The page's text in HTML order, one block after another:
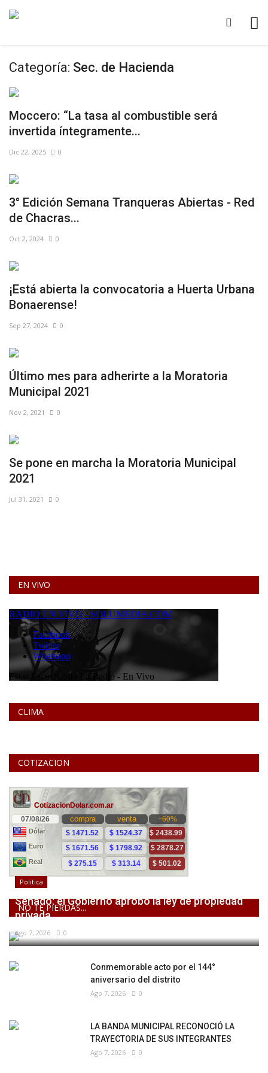
Categoría: Sec. de Hacienda
Moccero: “La tasa al combustible será
invertida íntegramente...
Dic 22, 2025 0
3° Edición Semana Tranqueras Abiertas - Red
de Chacras...
Oct 2, 2024 0
¡Está abierta la convocatoria a Huerta Urbana
Bonaerense!
Sep 27, 2024 0
Último mes para adherirte a la Moratoria
Municipal 2021
Nov 2, 2021 0
Se pone en marcha la Moratoria Municipal
2021⠀
Jul 31, 2021 0
EN VIVO
CLIMA
COTIZACION
NO TE PIERDAS...
Politica
Senado: el Gobierno aprobó la ley de propiedad
privada,...
Ago 7, 2026 0
Conmemorable acto por el 144°
aniversario del distrito
Ago 7, 2026 0
LA BANDA MUNICIPAL RECONOCIÓ LA
TRAYECTORIA DE SUS INTEGRANTES
Ago 7, 2026 0